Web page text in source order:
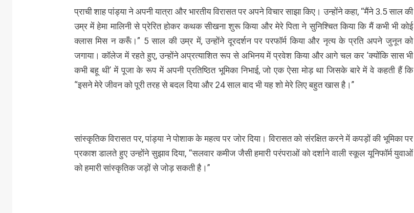
प्राची शाह पांड्या ने अपनी यात्रा और भारतीय विरासत पर अपने विचार साझा किए। उन्होंने कहा, “मैंने 3.5 साल की
उम्र में हेमा मालिनी से प्रेरित होकर कथक सीखना शुरू किया और मेरे पिता ने सुनिश्चित किया कि मैं कभी भी कोई
क्लास मिस न करूँ।” 5 साल की उम्र में, उन्होंने दूरदर्शन पर परफॉर्म किया और नृत्य के प्रति अपने जुनून को
जगाया। कॉलेज में रहते हुए, उन्होंने अप्रत्याशित रूप से अभिनय में प्रवेश किया और आगे चल कर ‘क्योंकि सास भी
कभी बहू थी’ में पूजा के रूप में अपनी प्रतिष्ठित भूमिका निभाई, जो एक ऐसा मोड़ था जिसके बारे में वे कहती हैं कि
“इसने मेरे जीवन को पूरी तरह से बदल दिया और 24 साल बाद भी यह शो मेरे लिए बहुत खास है।”
सांस्कृतिक विरासत पर, पांड्या ने पोशाक के महत्व पर जोर दिया। विरासत को संरक्षित करने में कपड़ों की भूमिका पर
प्रकाश डालते हुए उन्होंने सुझाव दिया, “सलवार कमीज जैसी हमारी परंपराओं को दर्शाने वाली स्कूल यूनिफॉर्म युवाओं
को हमारी सांस्कृतिक जड़ों से जोड़ सकती है।”